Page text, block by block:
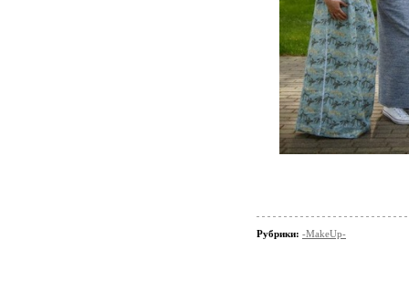
Рубрики: -MakeUp-